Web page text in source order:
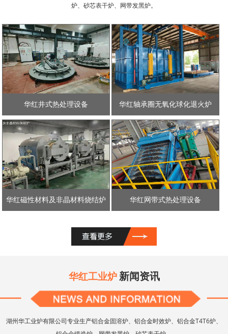
炉、砂芯表干炉、网带发黑炉。
华红井式热处理设备 华红轴承圈无氧化球化退火炉
华红磁性材料及非晶材料烧结炉 华红网带式热处理设备
华红工业炉新闻资讯
湖州华工业炉有限公司专业生产铝合金固溶炉、铝合金时效炉、铝合金T4T6炉、